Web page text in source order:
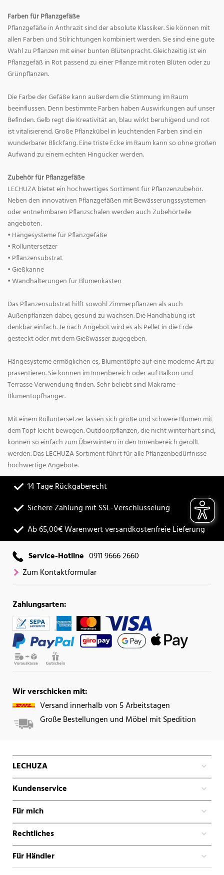
Farben für Pflanzgefäße
Pflanzgefäße in Anthrazit sind der absolute Klassiker. Sie können mit
allen Farben und Stilrichtungen kombiniert werden. Sie sind eine gute
Wahl zu Pflanzen mit einer bunten Blütenpracht. Gleichzeitig ist ein
Pflanzgefäß in Rot passend zu einer Pflanze mit roten Blüten oder zu
Grünpflanzen.
Die Farbe der Gefäße kann außerdem die Stimmung im Raum
beeinflussen. Denn bestimmte Farben haben Auswirkungen auf unser
Befinden. Gelb regt die Kreativität an, blau wirkt beruhigend und rot
ist vitalisierend. Große Pflanzkübel in leuchtenden Farben sind ein
wunderbarer Blickfang. Eine triste Ecke im Raum kann so ohne großen
Aufwand zu einem echten Hingucker werden.
Zubehör für Pflanzgefäße
LECHUZA bietet ein hochwertiges Sortiment für Pflanzenzubehör.
Neben den innovativen Pflanzgefäßen mit Bewässerungssystemen
oder entnehmbaren Pflanzschalen werden auch Zubehörteile
angeboten:
• Hängesysteme für Pflanzgefäße
• Rolluntersetzer
• Pflanzensubstrat
• Gießkanne
• Wandhalterungen für Blumenkästen
Das Pflanzensubstrat hilft sowohl Zimmerpflanzen als auch
Außenpflanzen dabei, gesund zu wachsen. Die Handhabung ist
denkbar einfach. Je nach Angebot wird es als Pellet in die Erde
gesteckt oder mit dem Gießwasser zugegeben.
Hängesysteme ermöglichen es, Blumentöpfe auf eine moderne Art zu
präsentieren. Sie können im Innenbereich oder auf Balkon und
Terrasse Verwendung finden. Sehr beliebt sind Makrame-
Blumentopfhänger.
Mit einem Rolluntersetzer lassen sich große und schwere Blumen mit
dem Topf leicht bewegen. Outdoorpflanzen, die nicht winterhart sind,
können so einfach zum Überwintern in den Innenbereich gerollt
werden. Das LECHUZA Sortiment führt für alle Pflanzenbedürfnisse
hochwertige Angebote.
14 Tage Rückgaberecht
Sichere Zahlung mit SSL-Verschlüsselung
Ab 65,00€ Warenwert versandkostenfreie Lieferung
Service-Hotline 0911 9666 2660
Zum Kontaktformular
Zahlungsarten:
Wir verschicken mit:
Versand innerhalb von 5 Arbeitstagen
Große Bestellungen und Möbel mit Spedition
LECHUZA
Kundenservice
Für mich
Rechtliches
Für Händler